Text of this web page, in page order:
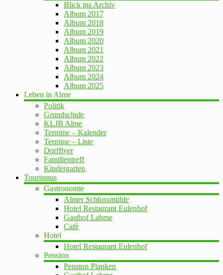
Blick ins Archiv
Album 2017
Album 2018
Album 2019
Album 2020
Album 2021
Album 2022
Album 2023
Album 2024
Album 2025
Leben in Alme
Politik
Grundschule
KLJB Alme
Termine – Kalender
Termine – Liste
Dorfflyer
Familientreff
Kindergarten
Tourismus
Gastronomie
Almer Schlossmühle
Hotel Restaurant Eulenhof
Gasthof Lahme
Cafè
Hotel
Hotel Restaurant Eulenhof
Pension
Pension Planken